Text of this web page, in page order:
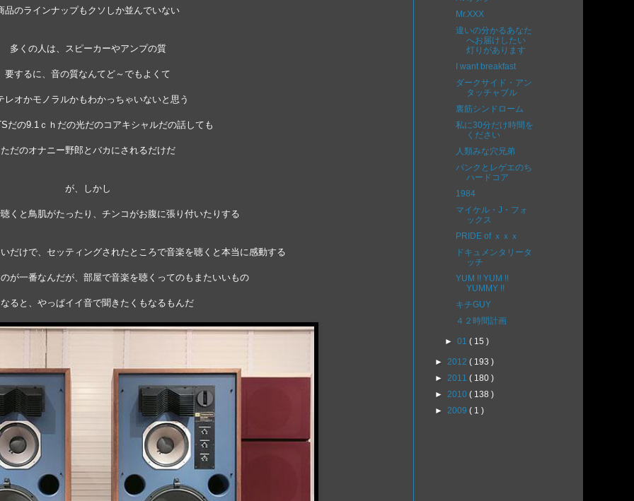
品のラインナップもクソしか並んでいない
多くの人は、スピーカーやアンプの質
要するに、音の質なんてど～でもよくて
レオかモノラルかもわかっちゃいないと思う
だの9.1ｃｈだの光だのコアキシャルだの話しても
ただのオナニー野郎とバカにされるだけだ
が、しかし
くと鳥肌がたったり、チンコがお腹に張り付いたりする
だけで、セッティングされたところで音楽を聴くと本当に感動する
が一番なんだが、部屋で音楽を聴くってのもまたいいもの
ると、やっぱイイ音で聞きたくもなるもんだ
Mr.XXX
違いの分かるあなた
へお届けしたい
灯りがあります
I want breakfast
ダークサイド・アン
タッチャブル
裏筋シンドローム
私に30分だけ時間を
ください
人類みな穴兄弟
パンクとレゲエのち
ハードコア
1984
マイケル・J・フォ
ックス
PRIDE of ｘｘｘ
ドキュメンタリータ
ッチ
YUM !! YUM !!
YUMMY !!
キチGUY
４２時間計画
►01( 15 )
► 2012 ( 193 )
► 2011 ( 180 )
► 2010 ( 138 )
► 2009 ( 1 )